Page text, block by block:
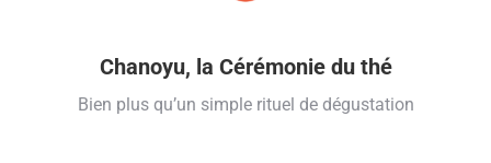
Chanoyu, la Cérémonie du thé
Bien plus qu’un simple rituel de dégustation